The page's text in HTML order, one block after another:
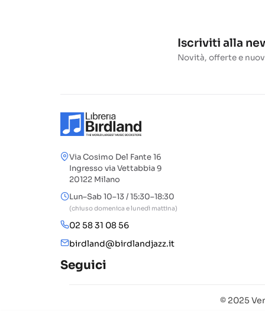
Iscriviti alla
Novità, offerte e
Via Cosimo Del Fante 16
Ingresso via Vettabbia 9
20122 Milano
Lun–Sab 10–13 / 15:30–18:30
(chiuso domenica e lunedì mattina)
02 58 31 08 56
birdland@birdlandjazz.it
Seguici
© 2025